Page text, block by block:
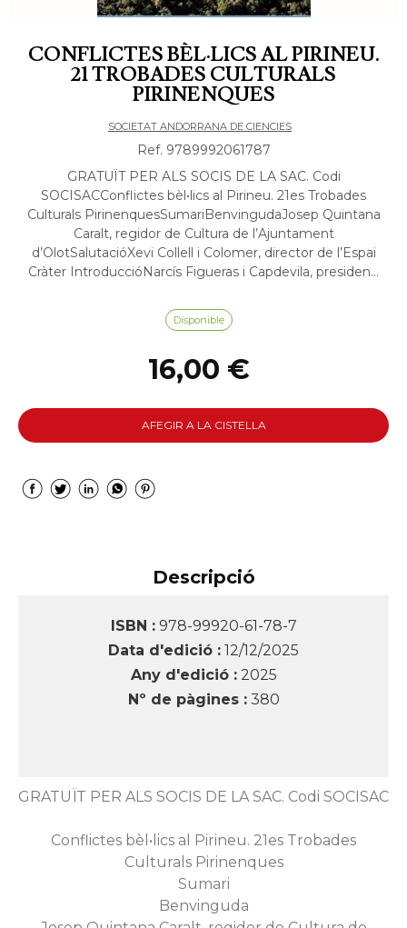
CONFLICTES BÈL·LICS AL PIRINEU.
21 TROBADES CULTURALS
PIRINENQUES
SOCIETAT ANDORRANA DE CIENCIES
Ref. 9789992061787
GRATUÏT PER ALS SOCIS DE LA SAC. Codi
SOCISACConflictes bèl•lics al Pirineu. 21es Trobades
Culturals PirinenquesSumariBenvingudaJosep Quintana
Caralt, regidor de Cultura de l’Ajuntament
d’OlotSalutacióXevi Collell i Colomer, director de l’Espai
Cràter IntroduccióNarcís Figueras i Capdevila, presiden...
Disponible
16,00 €
AFEGIR A LA CISTELLA
Descripció
ISBN : 978-99920-61-78-7
Data d'edició : 12/12/2025
Any d'edició : 2025
Nº de pàgines : 380
GRATUÏT PER ALS SOCIS DE LA SAC. Codi SOCISAC
Conflictes bèl•lics al Pirineu. 21es Trobades
Culturals Pirinenques
Sumari
Benvinguda